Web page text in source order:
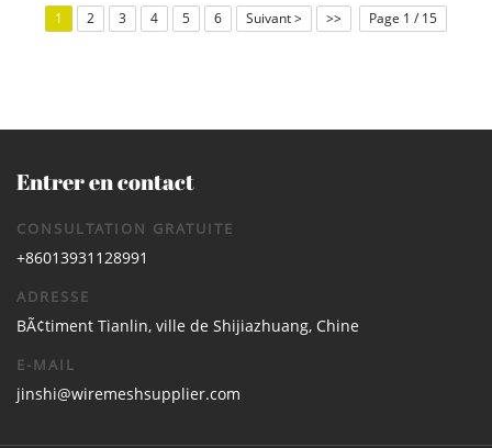
1
2 3 4 5 6 Suivant > >> Page 1 / 15
Entrer en contact
CONSULTATION GRATUITE
+86013931128991
ADRESSE
BÃ¢timent Tianlin, ville de Shijiazhuang, Chine
E-MAIL
jinshi@wiremeshsupplier.com